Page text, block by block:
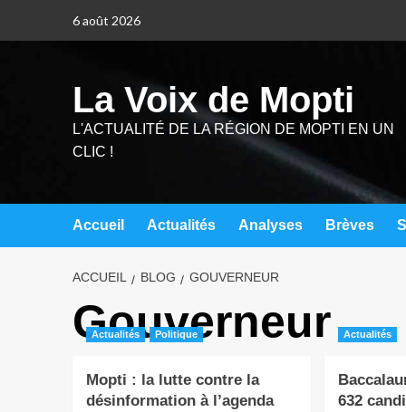
6 août 2026
La Voix de Mopti
L'ACTUALITÉ DE LA RÉGION DE MOPTI EN UN
CLIC !
Accueil Actualités Analyses Brèves
ACCUEIL BLOG GOUVERNEUR
Gouverneur
Actualités Politique
Mopti : la lutte contre la
désinformation à l’agenda
Actualités
632